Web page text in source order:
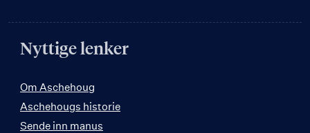
Nyttige lenker
Om Aschehoug
Aschehougs historie
Sende inn manus